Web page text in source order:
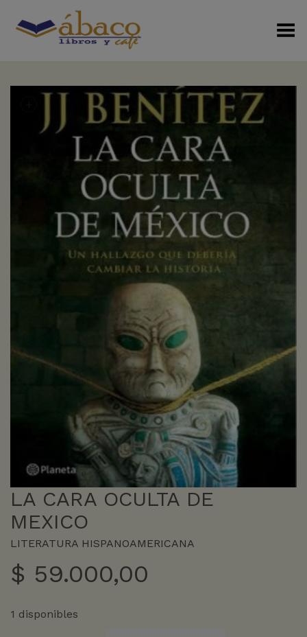
Menú Alterno
LA CARA OCULTA DE
MEXICO
LITERATURA HISPANOAMERICANA
$ 59.000,00
1 disponibles